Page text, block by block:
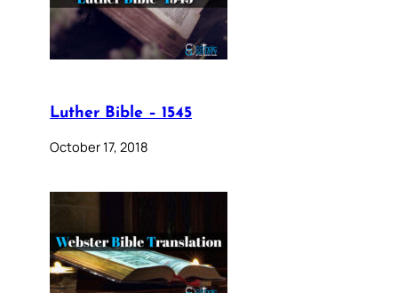
Luther Bible – 1545
October 17, 2018